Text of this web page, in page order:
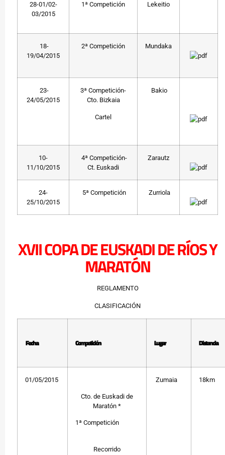
28-01/02-
03/2015
1ª Competición Lekeitio
18-
19/04/2015
2ª Competición Mundaka
23-
24/05/2015
3ª Competición-
Cto. Bizkaia
Cartel
Bakio
10-
11/10/2015
4ª Competición-
Ct. Euskadi
Zarautz
24-
25/10/2015
5ª Competición Zurriola
XVII COPA DE EUSKADI DE RÍOS Y
MARATÓN
REGLAMENTO
CLASIFICACIÓN
Fecha Competición Lugar Distancia
01/05/2015
Cto. de Euskadi de
Maratón *
1ª Competición
Recorrido
Zumaia 18km